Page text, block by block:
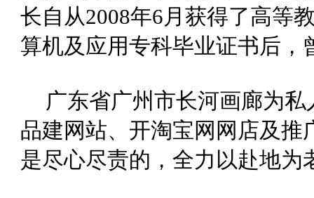
长自从2008年6月获得了高等
算机及应用专科毕业证书后，
广东省广州市长河画廊为
品建网站、开淘宝网网店及推
是尽心尽责的，全力以赴地为